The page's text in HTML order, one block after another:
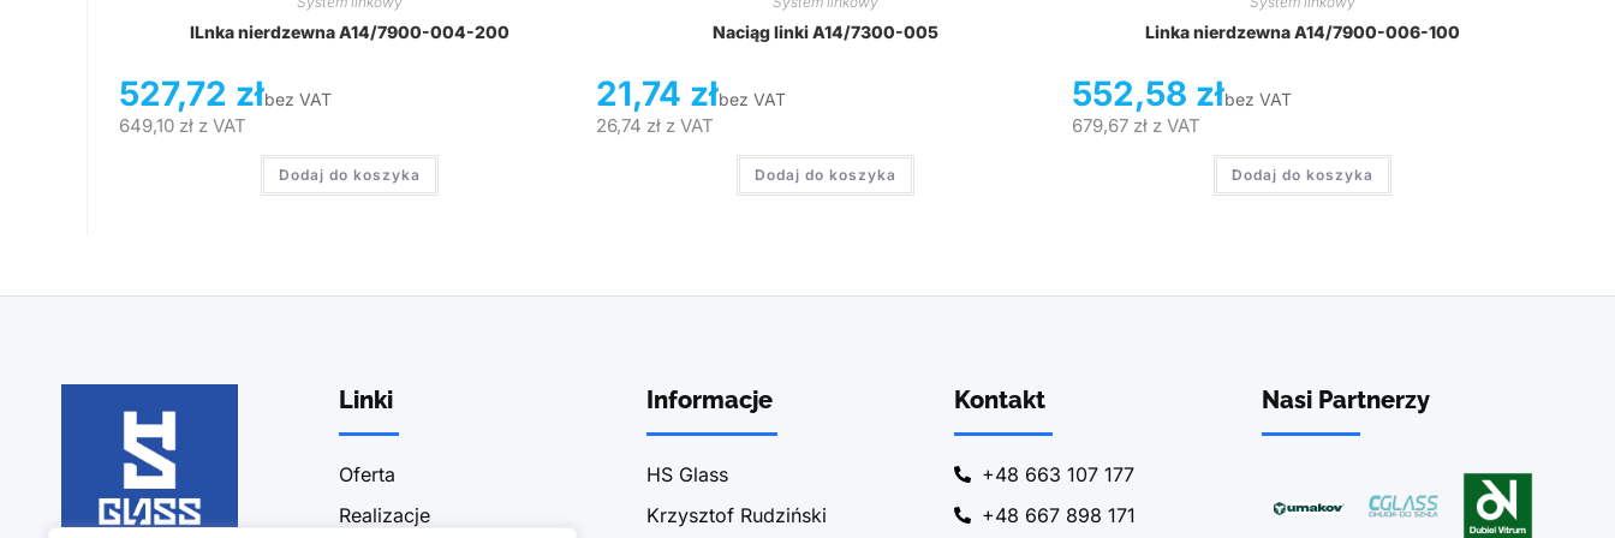
lLnka nierdzewna A14/7900-004-200
527,72 złbez VAT
649,10 zł z VAT
Dodaj do koszyka
Naciąg linki A14/7300-005
21,74 złbez VAT
26,74 złz VAT
Dodaj do koszyka
Linka nierdzewna A14/7900-006-100
552,58 złbez VAT
679,67 złz VAT
Dodaj do koszyka
Linki
Oferta
Realizacje
Informacje
HS Glass
Krzysztof Rudziński
Kontakt
+48 663 107 177
+48 667 898 171
Nasi Partnerzy